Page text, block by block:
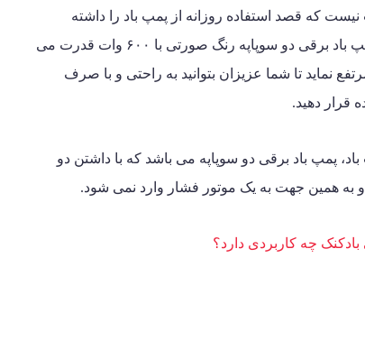
که قصد استفاده روزانه از پمپ باد را داشته
باشید، به همین جهت بهترین پمپ باد برای مصارف خانگی، پمپ باد برقی دو سوپاپه رنگ صورتی با ۶۰۰ وات قدرت می
نماید تا شما عزیزان بتوانید به راحتی و با صرف
قرار دهید.
باد، پمپ باد برقی دو سوپاپه می باشد که با داشتن دو
و به همین جهت به یک موتور فشار وارد نمی شود.
چه کاربردی دارد؟